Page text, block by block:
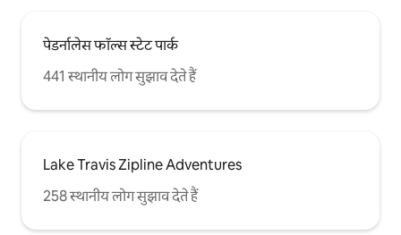
पेडर्नालेस फॉल्स स्टेट पार्क
441 स्थानीय लोग सुझाव देते हैं
Lake Travis Zipline Adventures
258 स्थानीय लोग सुझाव देते हैं